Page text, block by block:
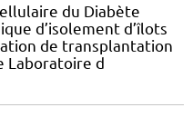
du Diabète
d’isolement d’îlots
de transplantation
Laboratoire d